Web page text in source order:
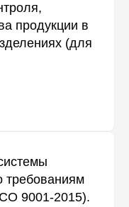
продукции в
(для
требованиям
9001-2015).